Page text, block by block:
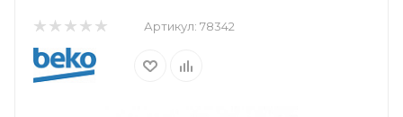
Артикул: 78342